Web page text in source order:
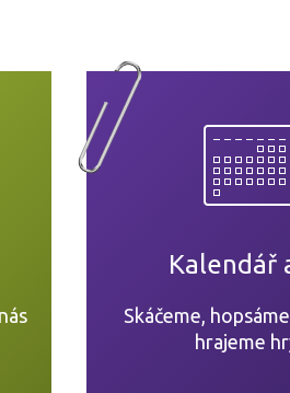
Kalendář
Skáčeme,
hrajeme